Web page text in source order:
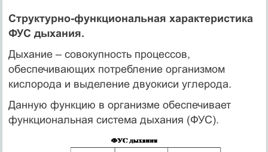
Структурно-функциональная характеристика
ФУС дыхания.
Дыхание – совокупность процессов,
обеспечивающих потребление организмом
кислорода и выделение двуокиси углерода.
Данную функцию в организме обеспечивает
функциональная система дыхания (ФУС).